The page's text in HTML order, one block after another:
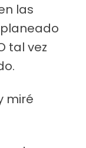
las
tal vez
miré